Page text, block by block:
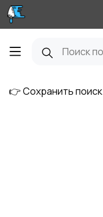
👉 Сохранить поиск